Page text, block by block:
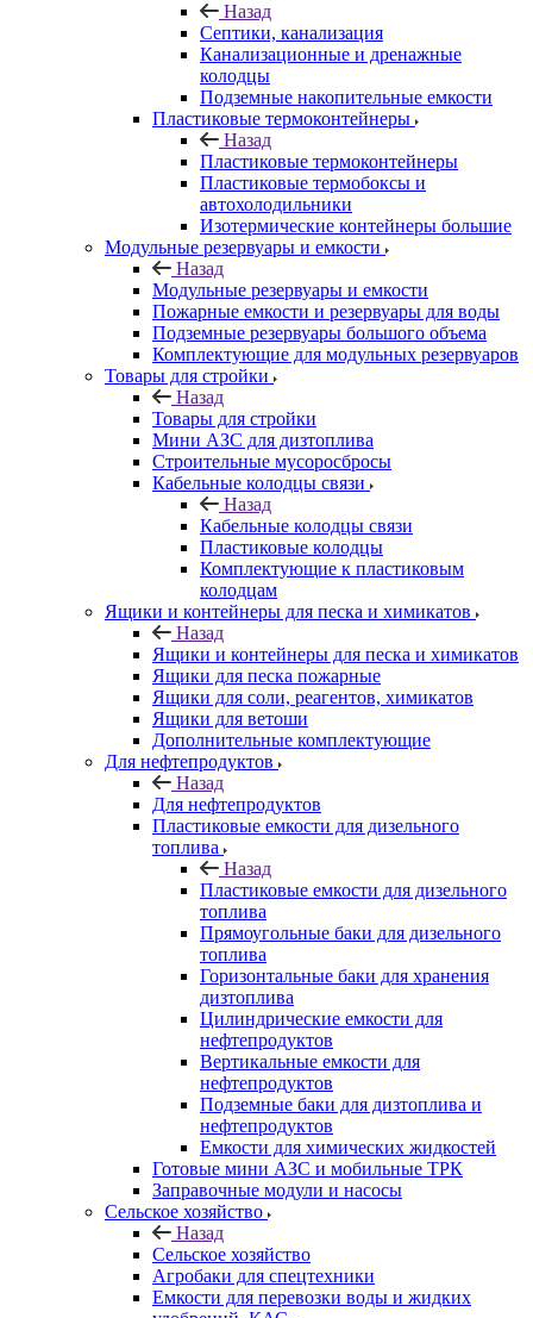
Назад
Септики, канализация
Канализационные и дренажные
колодцы
Подземные накопительные емкости
Пластиковые термоконтейнеры
Назад
Пластиковые термоконтейнеры
Пластиковые термобоксы и
автохолодильники
Изотермические контейнеры большие
Модульные резервуары и емкости
Назад
Модульные резервуары и емкости
Пожарные емкости и резервуары для воды
Подземные резервуары большого объема
Комплектующие для модульных резервуаров
Товары для стройки
Назад
Товары для стройки
Мини АЗС для дизтоплива
Строительные мусоросбросы
Кабельные колодцы связи
Назад
Кабельные колодцы связи
Пластиковые колодцы
Комплектующие к пластиковым
колодцам
Ящики и контейнеры для песка и химикатов
Назад
Ящики и контейнеры для песка и химикатов
Ящики для песка пожарные
Ящики для соли, реагентов, химикатов
Ящики для ветоши
Дополнительные комплектующие
Для нефтепродуктов
Назад
Для нефтепродуктов
Пластиковые емкости для дизельного
топлива
Назад
Пластиковые емкости для дизельного
топлива
Прямоугольные баки для дизельного
топлива
Горизонтальные баки для хранения
дизтоплива
Цилиндрические емкости для
нефтепродуктов
Вертикальные емкости для
нефтепродуктов
Подземные баки для дизтоплива и
нефтепродуктов
Емкости для химических жидкостей
Готовые мини АЗС и мобильные ТРК
Заправочные модули и насосы
Сельское хозяйство
Назад
Сельское хозяйство
Агробаки для спецтехники
Емкости для перевозки воды и жидких